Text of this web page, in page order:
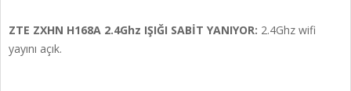
ZTE ZXHN H168A 2.4Ghz IŞIĞI SABİT YANIYOR: 2.4Ghz wifi
yayını açık.